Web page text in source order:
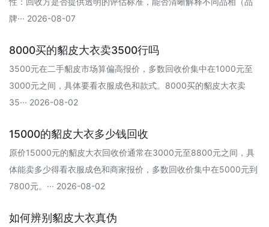
牌··· 2026-08-07
8000买的貂皮大衣卖3500行吗
3500元在二手貂皮市场算偏高报价‌，多数回收价集中在1000元至
3000元之间，具体要看衣服成色和款式。‌‌‌8000买的貂皮大衣卖
35··· 2026-08-02
15000的貂皮大衣多少钱回收
原价15000元的貂皮大衣回收价通常在3000元至8800元之间，具
体能卖多少得看衣服成色和商家报价，多数回收价集中在5000元到
7800元。··· 2026-08-02
如何辨别貂皮大衣真伪